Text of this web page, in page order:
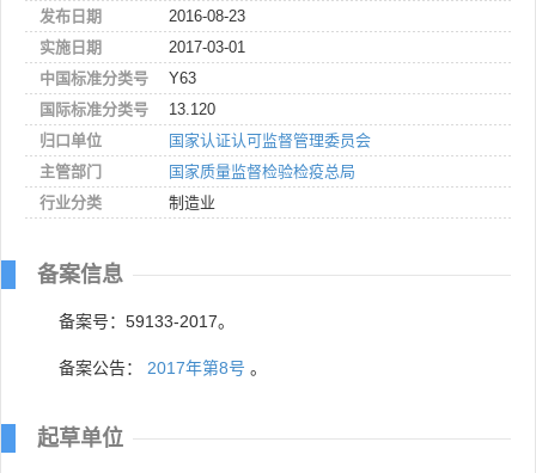
发布日期
2016-08-23
实施日期
2017-03-01
中国标准分类号
Y63
国际标准分类号
13.120
归口单位
国家认证认可监督管理委员会
主管部门
国家质量监督检验检疫总局
行业分类
制造业
备案信息
备案号：59133-2017。
备案公告： 2017年第8号 。
起草单位